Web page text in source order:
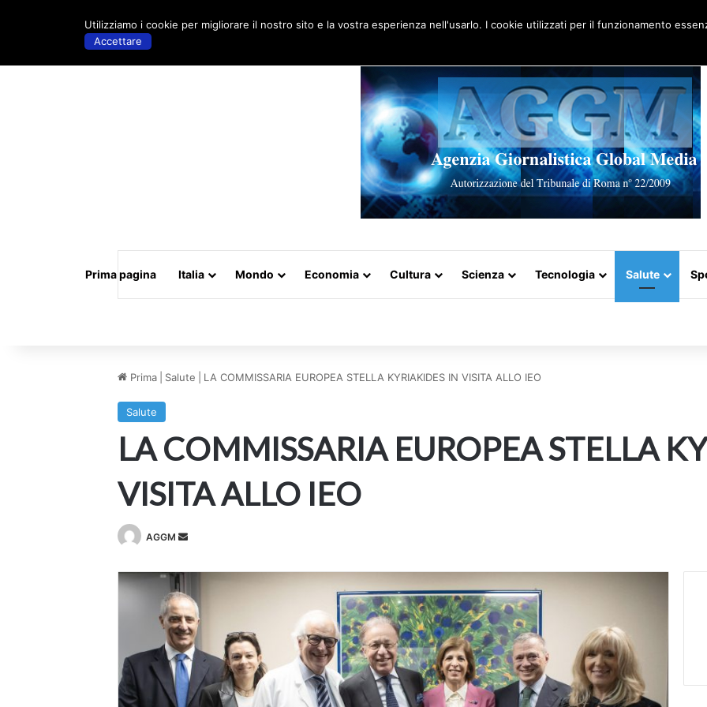
Artigo aleatório
Prima pagina Italia Mondo Economia Cultura Scienza Tecnologia Salute
Prima Salute LA COMMISSARIA EUROPEA STELLA KYRIAKIDES IN VISITA ALLO IEO
Salute
LA COMMISSARIA EUROPEA STELLA
VISITA ALLO IEO
AGGM
Invia
Utilizziamo i cookie per migliorare il nostro sito e la vostra esperienza nell'usarlo. I cookie utilizzati per il funzionamento
Accettare